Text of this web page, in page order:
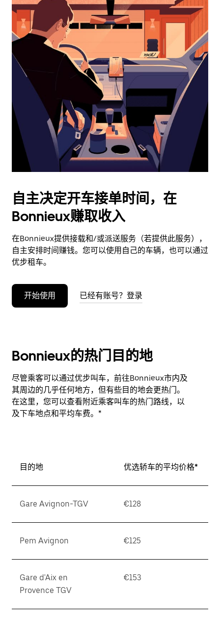
浏
日
并
期。
按
退
闭
日
历。
自主决定开车接单时间，在
Bonnieux赚取收入
在Bonnieux提供接载和/或派送服务（若提供此服务），
自主安排时间赚钱。您可以使用自己的车辆，也可以通过
优步租车。
开始使用 已经有账号？登录
Bonnieux的热门目的地
尽管乘客可以通过优步叫车，前往Bonnieux市内及
其周边的几乎任何地方，但有些目的地会更热门。
在这里，您可以查看附近乘客叫车的热门路线，以
及下车地点和平均车费。*
目的地 优选轿车的平均价格*
Gare Avignon-TGV €128
Pem Avignon €125
Gare d'Aix en
Provence TGV
€153